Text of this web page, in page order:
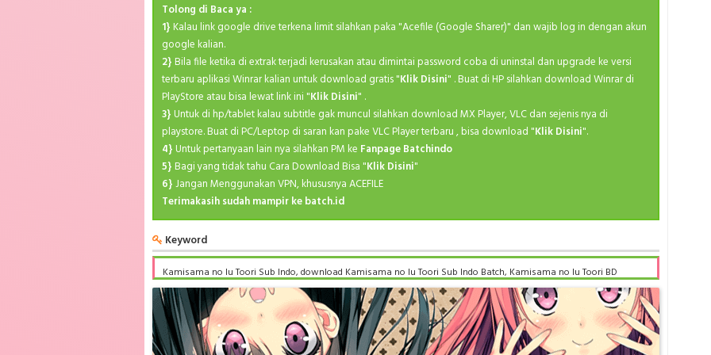
Tolong di Baca ya :
1} Kalau link google drive terkena limit silahkan paka "Acefile (Google Sharer)" dan wajib log in dengan akun
google kalian.
2} Bila file ketika di extrak terjadi kerusakan atau dimintai password coba di uninstal dan upgrade ke versi
terbaru aplikasi Winrar kalian untuk download gratis "Klik Disini" . Buat di HP silahkan download Winrar di
PlayStore atau bisa lewat link ini "Klik Disini" .
3} Untuk di hp/tablet kalau subtitle gak muncul silahkan download MX Player, VLC dan sejenis nya di
playstore. Buat di PC/Leptop di saran kan pake VLC Player terbaru , bisa download "Klik Disini".
4} Untuk pertanyaan lain nya silahkan PM ke Fanpage Batchindo
5} Bagi yang tidak tahu Cara Download Bisa "Klik Disini"
6}Jangan Menggunakan VPN, khususnya ACEFILE
Terimakasih sudah mampir ke batch.id
Keyword
Kamisama no Iu Toori Sub Indo, download Kamisama no Iu Toori Sub Indo Batch, Kamisama no Iu Toori BD
Subtitle Indonesia komplit, download Kamisama no Iu Toori Sub indo batch google drive, Kamisama no Iu Toori
batch subtitle indonesia, Kamisama no Iu Toori mp4 batch, Kamisama no Iu Toori Sub Indo x265, Kamisama no Iu
Toori Batch Subtitle Indonesia bd, Kamisama no Iu Toori Batch Subtitle Indonesia kurogaze, Kamisama no Iu Toori
Batch Subtitle Indonesia anibatch, Kamisama no Iu Toori Batch Subtitle Indonesia animeindo, Kamisama no Iu
Toori Batch Subtitle Indonesia samehadaku , donwload anime Kamisama no Iu Toori Batch Subtitle Indonesia
batch , donwload Kamisama no Iu Toori Batch Subtitle Indonesia sub indo, download Kamisama no Iu Toori Batch